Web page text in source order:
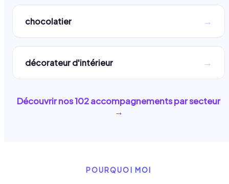
chocolatier →
décorateur d'intérieur →
Découvrir nos102accompagnements par secteur
→
POURQUOI MOI